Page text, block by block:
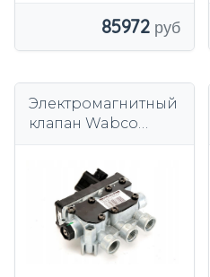
85972
Электромагнитный
клапан Wabco